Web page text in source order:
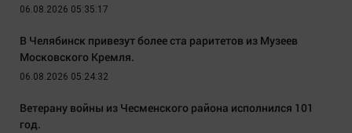
06.08.2026 05:35:17
В Челябинск привезут более ста раритетов из Музеев
Московского Кремля.
06.08.2026 05:24:32
Ветерану войны из Чесменского района исполнился 101
год.